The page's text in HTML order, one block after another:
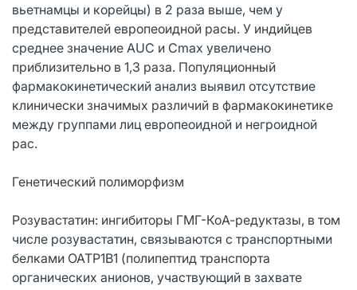
вьетнамцы и корейцы) в 2 раза выше, чем у
представителей европеоидной расы. У индийцев
среднее значение AUC и Cmax увеличено
приблизительно в 1,3 раза. Популяционный
фармакокинетический анализ выявил отсутствие
клинически значимых различий в фармакокинетике
между группами лиц европеоидной и негроидной
рас.
Генетический полиморфизм
Розувастатин: ингибиторы ГМГ-КоА-редуктазы, в том
числе розувастатин, связываются с транспортными
белками ОАТР1В1 (полипептид транспорта
органических анионов, участвующий в захвате